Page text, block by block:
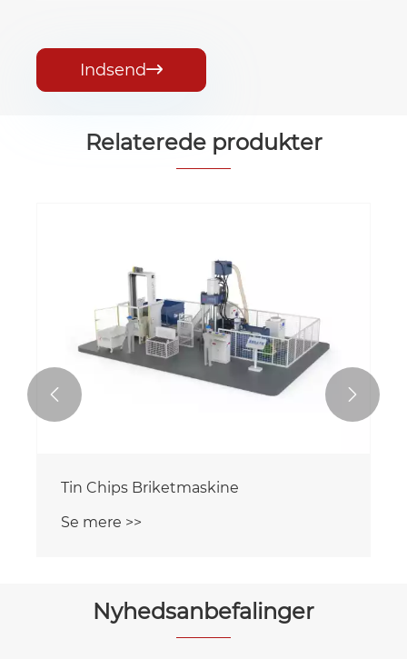
Indsend
Relaterede produkter
Tin Chips Briketmaskine
Se mere >>
 
Nyhedsanbefalinger